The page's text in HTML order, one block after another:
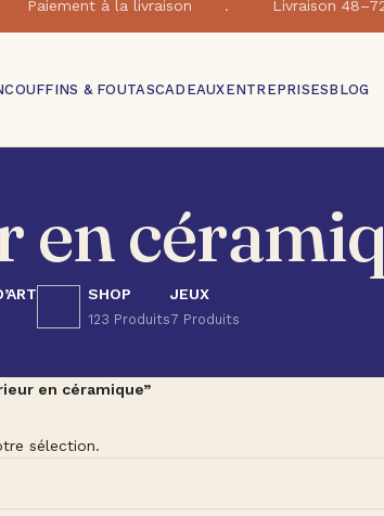
. Paiement à la livraison . Livraison
COUFFINS & FOUTASCADEAUXENTREPRISESBLOG
en
SHOP
123 Produits
JEUX
7 Produits
en céramique”
sélection.